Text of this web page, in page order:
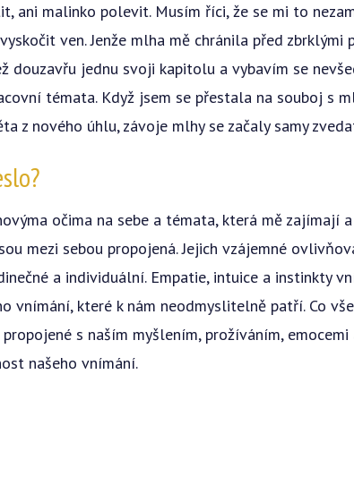
ani malinko polevit. Musím říci, že se mi to
ven. Jenže mlha mě chránila před zbrklými
douzavřu jednu svoji kapitolu a vybavím se
témata. Když jsem se přestala na souboj s
z nového úhlu, závoje mlhy se začaly samy
očima na sebe a témata, která mě zajímají
mezi sebou propojená. Jejich vzájemné
a individuální. Empatie, intuice a instinkty
vnímání, které k nám neodmyslitelně patří. Co
s naším myšlením, prožíváním,
našeho vnímání.